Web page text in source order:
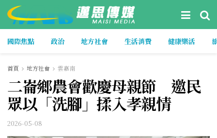
國際焦點 政治 地方社會 生活消費 健康樂活
首頁 地方社會 雲嘉南
二崙鄉農會歡慶母親節 邀民
眾以「洗腳」揉入孝親情
2026-05-08